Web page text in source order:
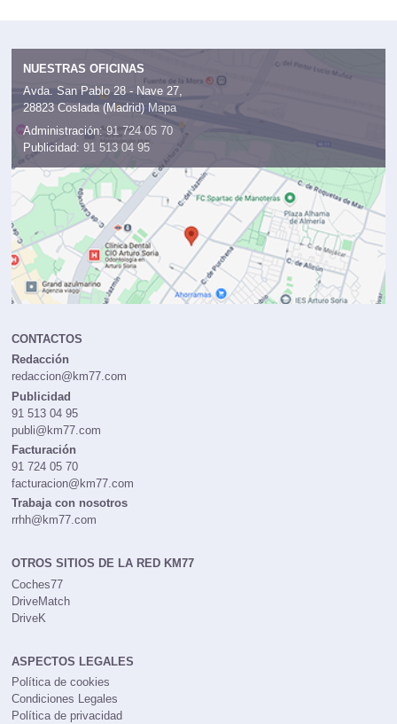
NUESTRAS OFICINAS
Avda. San Pablo 28 - Nave 27,
28823 Coslada (Madrid) Mapa
Administración: 91 724 05 70
Publicidad: 91 513 04 95
CONTACTOS
Redacción
redaccion@km77.com
Publicidad
91 513 04 95
publi@km77.com
Facturación
91 724 05 70
facturacion@km77.com
Trabaja con nosotros
rrhh@km77.com
OTROS SITIOS DE LA RED KM77
Coches77
DriveMatch
DriveK
ASPECTOS LEGALES
Política de cookies
Condiciones Legales
Política de privacidad